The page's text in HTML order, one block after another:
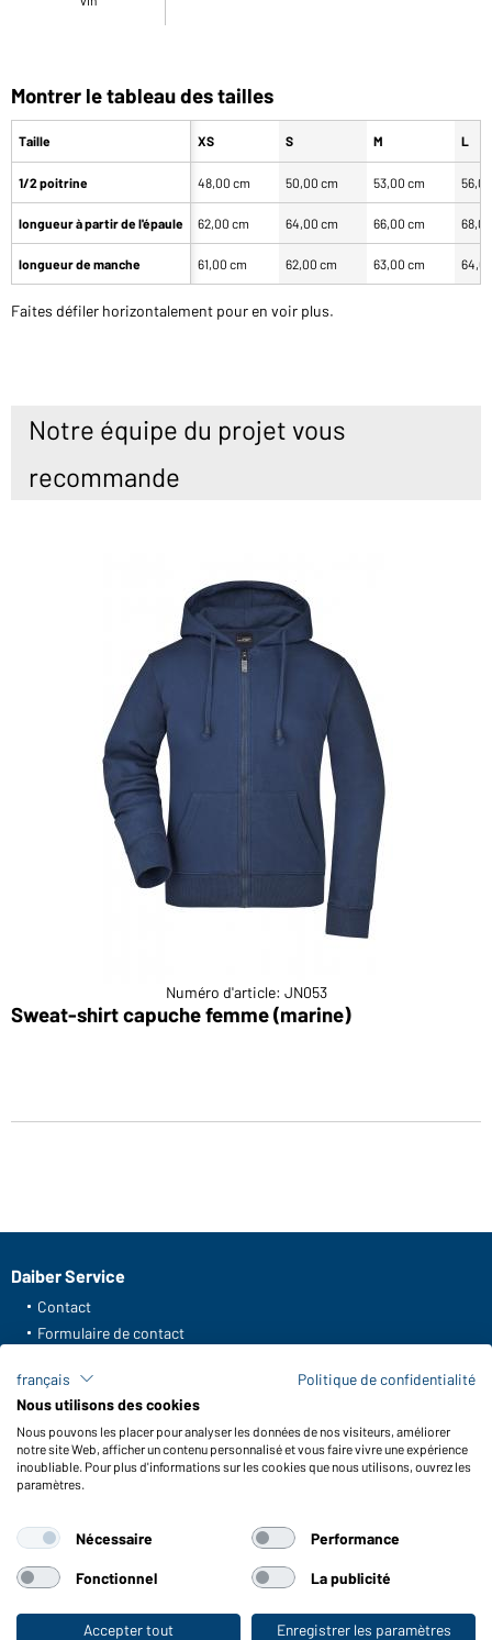
Vers la boutique pour particuliers
Montrer le tableau des tailles
Taille
1/2 poitrine
longueur à partir de l'épaule
longueur de manche
XS S M L
48,00 cm 50,00 cm 53,00 cm
62,00 cm 64,00 cm 66,00 cm
61,00 cm 62,00 cm 63,00 cm
Faites défiler horizontalement pour en voir plus.
Notre équipe du projet vous
recommande
Numéro d'article: JN053
Sweat-shirt capuche femme (marine)
Daiber Service
Contact
Formulaire de contact
FAQ / Manuel d' utilisation
Vérifier le stock
Reporting system according to whistleblower protection act
Fonctions et entretien
Conseils d'entretien
Tailles
Couleurs
français
Politique de confidentialité
Nous utilisons des cookies
Nous pouvons les placer pour analyser les données de nos visiteurs, améliorer
notre site Web, afficher un contenu personnalisé et vous faire vivre une expérience
inoubliable. Pour plus d'informations sur les cookies que nous utilisons, ouvrez les
paramètres.
Nécessaire Performance
Fonctionnel La publicité
Accepter tout Enregistrer les paramètres